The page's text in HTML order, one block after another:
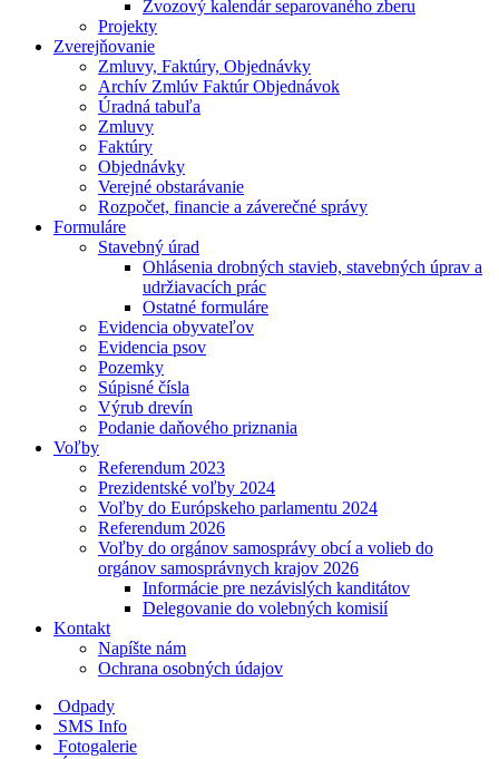
Zvozový kalendár separovaného zberu
Projekty
Zverejňovanie
Zmluvy, Faktúry, Objednávky
Archív Zmlúv Faktúr Objednávok
Úradná tabuľa
Zmluvy
Faktúry
Objednávky
Verejné obstarávanie
Rozpočet, financie a záverečné správy
Formuláre
Stavebný úrad
Ohlásenia drobných stavieb, stavebných úprav a
udržiavacích prác
Ostatné formuláre
Evidencia obyvateľov
Evidencia psov
Pozemky
Súpisné čísla
Výrub drevín
Podanie daňového priznania
Voľby
Referendum 2023
Prezidentské voľby 2024
Voľby do Európskeho parlamentu 2024
Referendum 2026
Voľby do orgánov samosprávy obcí a volieb do
orgánov samosprávnych krajov 2026
Informácie pre nezávislých kanditátov
Delegovanie do volebných komisií
Kontakt
Napíšte nám
Ochrana osobných údajov
Odpady
SMS Info
Fotogalerie